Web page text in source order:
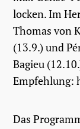
locken. Im
Thomas von
(13.9.) und
Bagieu
Empfehlung:
Das